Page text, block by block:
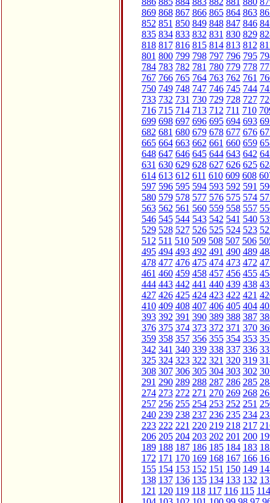
869 868 867 866 865 864 863
852 851 850 849 848 847 846
835 834 833 832 831 830 829
818 817 816 815 814 813 812
801 800 799 798 797 796 795
784 783 782 781 780 779 778
767 766 765 764 763 762 761
750 749 748 747 746 745 744
733 732 731 730 729 728 727
716 715 714 713 712 711 710
699 698 697 696 695 694 693
682 681 680 679 678 677 676
665 664 663 662 661 660 659
648 647 646 645 644 643 642
631 630 629 628 627 626 625
614 613 612 611 610 609 608
597 596 595 594 593 592 591
580 579 578 577 576 575 574
563 562 561 560 559 558 557
546 545 544 543 542 541 540
529 528 527 526 525 524 523
512 511 510 509 508 507 506
495 494 493 492 491 490 489
478 477 476 475 474 473 472
461 460 459 458 457 456 455
444 443 442 441 440 439 438
427 426 425 424 423 422 421
410 409 408 407 406 405 404
393 392 391 390 389 388 387
376 375 374 373 372 371 370
359 358 357 356 355 354 353
342 341 340 339 338 337 336
325 324 323 322 321 320 319
308 307 306 305 304 303 302
291 290 289 288 287 286 285
274 273 272 271 270 269 268
257 256 255 254 253 252 251
240 239 238 237 236 235 234
223 222 221 220 219 218 217
206 205 204 203 202 201 200
189 188 187 186 185 184 183
172 171 170 169 168 167 166
155 154 153 152 151 150 149
138 137 136 135 134 133 132
121 120 119 118 117 116 115 114